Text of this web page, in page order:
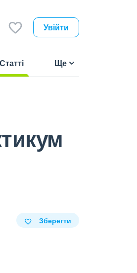
Увійти
Статті
Ще
Зберегти